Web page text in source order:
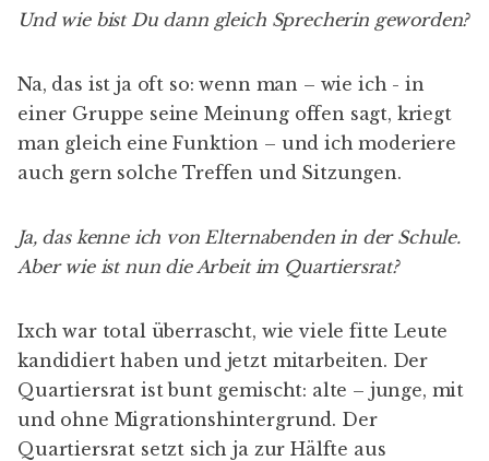
Und wie bist Du dann gleich Sprecherin geworden?
Na, das ist ja oft so: wenn man – wie ich - in
einer Gruppe seine Meinung offen sagt, kriegt
man gleich eine Funktion – und ich moderiere
auch gern solche Treffen und Sitzungen.
Ja, das kenne ich von Elternabenden in der Schule.
Aber wie ist nun die Arbeit im Quartiersrat?
Ixch war total überrascht, wie viele fitte Leute
kandidiert haben und jetzt mitarbeiten. Der
Quartiersrat ist bunt gemischt: alte – junge, mit
und ohne Migrationshintergrund. Der
Quartiersrat setzt sich ja zur Hälfte aus